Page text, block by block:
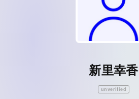
新里幸香
unverified